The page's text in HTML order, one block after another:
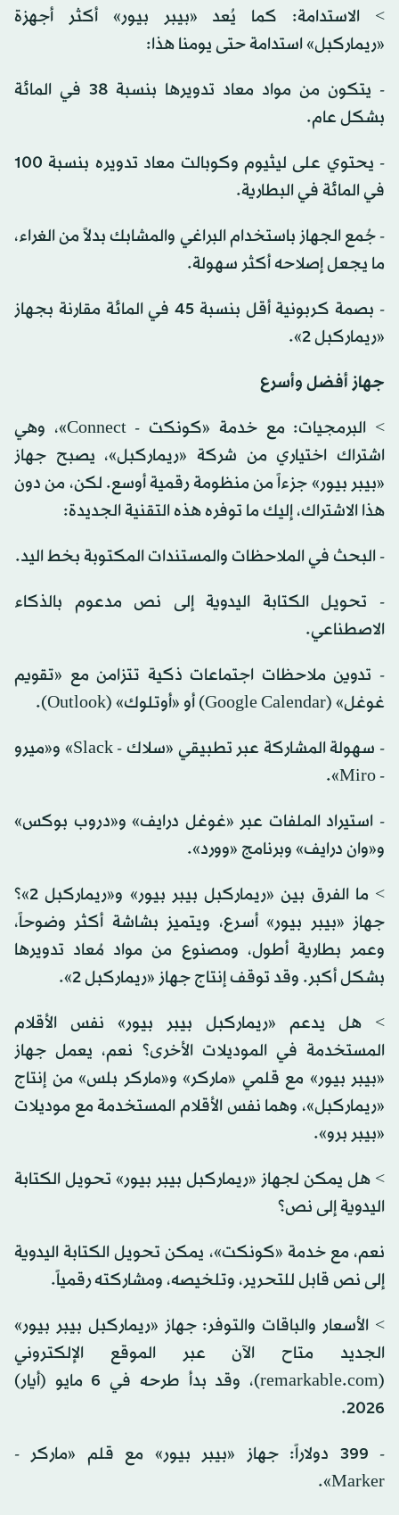
> الاستدامة: كما يُعد «بيبر بيور» أكثر أجهزة
«ريماركبل» استدامة حتى يومنا هذا:
- يتكون من مواد معاد تدويرها بنسبة 38 في المائة
بشكل عام.
- يحتوي على ليثيوم وكوبالت معاد تدويره بنسبة 100
في المائة في البطارية.
- جُمع الجهاز باستخدام البراغي والمشابك بدلاً من الغراء،
ما يجعل إصلاحه أكثر سهولة.
- بصمة كربونية أقل بنسبة 45 في المائة مقارنة بجهاز
«ريماركبل 2».
جهاز أفضل وأسرع
> البرمجيات: مع خدمة «كونكت - Connect»، وهي
اشتراك اختياري من شركة «ريماركبل»، يصبح جهاز
«بيبر بيور» جزءاً من منظومة رقمية أوسع. لكن، من دون
هذا الاشتراك، إليك ما توفره هذه التقنية الجديدة:
- البحث في الملاحظات والمستندات المكتوبة بخط اليد.
- تحويل الكتابة اليدوية إلى نص مدعوم بالذكاء
الاصطناعي.
- تدوين ملاحظات اجتماعات ذكية تتزامن مع «تقويم
غوغل» (Google Calendar) أو «أوتلوك» (Outlook).
- سهولة المشاركة عبر تطبيقي «سلاك - Slack» و«ميرو
- Miro».
- استيراد الملفات عبر «غوغل درايف» و«دروب بوكس»
و«وان درايف» وبرنامج «وورد».
> ما الفرق بين «ريماركبل بيبر بيور» و«ريماركبل 2»؟
جهاز «بيبر بيور» أسرع، ويتميز بشاشة أكثر وضوحاً،
وعمر بطارية أطول، ومصنوع من مواد مُعاد تدويرها
بشكل أكبر. وقد توقف إنتاج جهاز «ريماركبل 2».
> هل يدعم «ريماركبل بيبر بيور» نفس الأقلام
المستخدمة في الموديلات الأخرى؟ نعم، يعمل جهاز
«بيبر بيور» مع قلمي «ماركر» و«ماركر بلس» من إنتاج
«ريماركبل»، وهما نفس الأقلام المستخدمة مع موديلات
«بيبر برو».
> هل يمكن لجهاز «ريماركبل بيبر بيور» تحويل الكتابة
اليدوية إلى نص؟
نعم، مع خدمة «كونكت»، يمكن تحويل الكتابة اليدوية
إلى نص قابل للتحرير، وتلخيصه، ومشاركته رقمياً.
> الأسعار والباقات والتوفر: جهاز «ريماركبل بيبر بيور»
الجديد متاح الآن عبر الموقع الإلكتروني
(remarkable.com)، وقد بدأ طرحه في 6 مايو (أيار)
2026.
- 399 دولاراً: جهاز «بيبر بيور» مع قلم «ماركر -
Marker».